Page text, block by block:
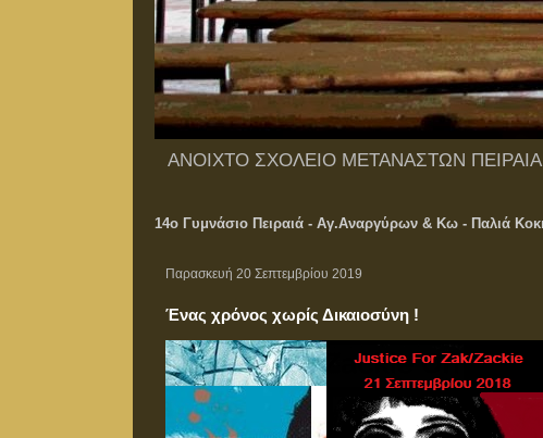
ΑΝΟΙΧΤΟ ΣΧΟΛΕΙΟ ΜΕΤΑΝΑΣΤΩΝ ΠΕΙΡΑΙΑ
14ο Γυμνάσιο Πειραιά - Αγ.Αναργύρων & Κω - Παλιά
Παρασκευή 20 Σεπτεμβρίου 2019
Ένας χρόνος χωρίς Δικαιοσύνη !